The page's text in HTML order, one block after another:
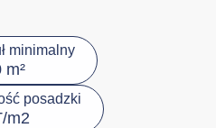
minimalny
m²
posadzki
m2